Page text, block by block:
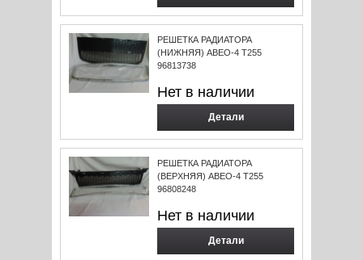
РЕШЕТКА РАДИАТОРА
(НИЖНЯЯ) АВЕО-4 Т255
96813738
Нет в наличии
Детали
РЕШЕТКА РАДИАТОРА
(ВЕРХНЯЯ) АВЕО-4 Т255
96808248
Нет в наличии
Детали